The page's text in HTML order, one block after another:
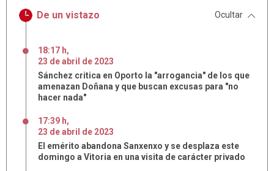
De un vistazo Ocultar
18:17 h,
23 deabril de 2023
Sánchez critica en Oporto la "arrogancia" de los que
amenazan Doñana y que buscan excusas para "no
hacer nada"
17:39 h,
23 deabril de 2023
El emérito abandona Sanxenxo y se desplaza este
domingo a Vitoria en una visita de carácter privado